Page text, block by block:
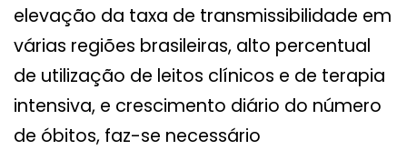
elevação da taxa de transmissibilidade em
várias regiões brasileiras, alto percentual
de utilização de leitos clínicos e de terapia
intensiva, e crescimento diário do número
de óbitos, faz-se necessário